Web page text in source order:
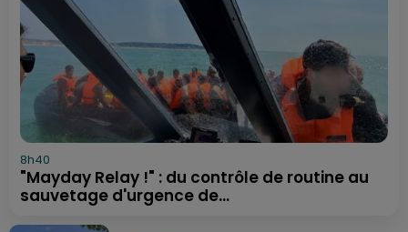
8h40
"Mayday Relay !" : du contrôle de routine au
sauvetage d'urgence de...